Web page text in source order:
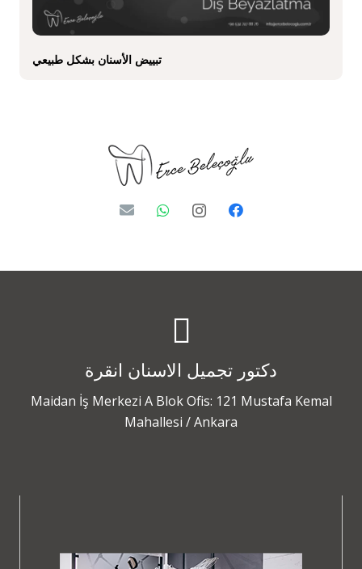
تبييض الأسنان بشكل طبيعي
دكتور تجميل الاسنان انقرة
Maidan İş Merkezi A Blok Ofis: 121 Mustafa Kemal
Mahallesi / Ankara